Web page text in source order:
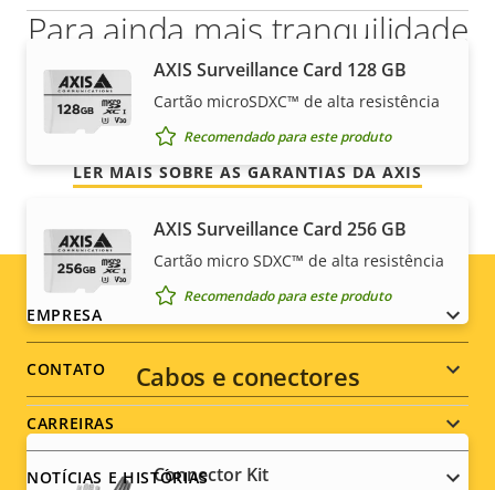
AXIS Surveillance Card 128 GB
Cartão microSDXC™ de alta resistência
Recomendado para este produto
AXIS Surveillance Card 256 GB
Cartão micro SDXC™ de alta resistência
Recomendado para este produto
Cabos e conectores
Connector Kit
Para ainda mais tranquilidade
Nossa garantia de 3 anos oferece propriedade sem
problemas, além de controle sobre seus custos.
LER MAIS SOBRE AS GARANTIAS DA AXIS
Footer
menu
EMPRESA
CONTATO
CARREIRAS
NOTÍCIAS E HISTÓRIAS